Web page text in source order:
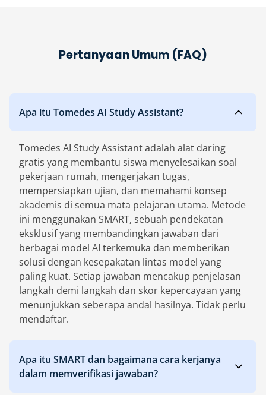
Pertanyaan Umum (FAQ)
Apa itu Tomedes AI Study Assistant?
Tomedes AI Study Assistant adalah alat daring
gratis yang membantu siswa menyelesaikan soal
pekerjaan rumah, mengerjakan tugas,
mempersiapkan ujian, dan memahami konsep
akademis di semua mata pelajaran utama. Metode
ini menggunakan SMART, sebuah pendekatan
eksklusif yang membandingkan jawaban dari
berbagai model AI terkemuka dan memberikan
solusi dengan kesepakatan lintas model yang
paling kuat. Setiap jawaban mencakup penjelasan
langkah demi langkah dan skor kepercayaan yang
menunjukkan seberapa andal hasilnya. Tidak perlu
mendaftar.
Apa itu SMART dan bagaimana cara kerjanya
dalam memverifikasi jawaban?